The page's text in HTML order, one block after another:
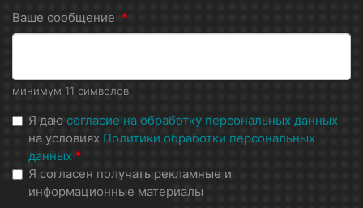
Ваше сообщение *
минимум 11 символов
Я даю согласие на обработку персональных данных
на условиях Политики обработки персональных
данных *
Я согласен получать рекламные и
информационные материалы